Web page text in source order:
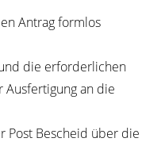
Antrag formlos
die erforderlichen
an die
Post Bescheid über die